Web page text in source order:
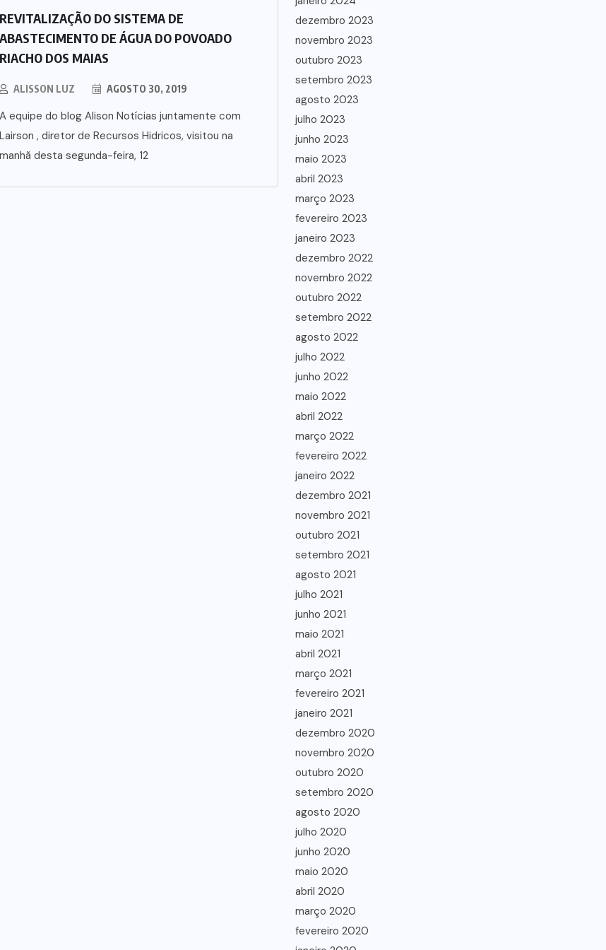
REVITALIZAÇÃO DO SISTEMA DE
ABASTECIMENTO DE ÁGUA DO POVOADO
RIACHO DOS MAIAS
ALISSON LUZ AGOSTO 30, 2019
A equipe do blog Alison Notícias juntamente com
Lairson , diretor de Recursos Hidricos, visitou na
manhã desta segunda-feira, 12
dezembro 2023
novembro 2023
outubro 2023
setembro 2023
agosto 2023
julho 2023
junho 2023
maio 2023
abril 2023
março 2023
fevereiro 2023
janeiro 2023
dezembro 2022
novembro 2022
outubro 2022
setembro 2022
agosto 2022
julho 2022
junho 2022
maio 2022
abril 2022
março 2022
fevereiro 2022
janeiro 2022
dezembro 2021
novembro 2021
outubro 2021
setembro 2021
agosto 2021
julho 2021
junho 2021
maio 2021
abril 2021
março 2021
fevereiro 2021
janeiro 2021
dezembro 2020
novembro 2020
outubro 2020
setembro 2020
agosto 2020
julho 2020
junho 2020
maio 2020
abril 2020
março 2020
fevereiro 2020